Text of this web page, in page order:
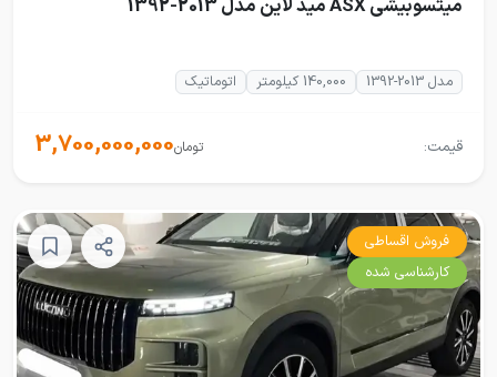
میتسوبیشی ASX مید لاین مدل 2013-1392
مدل 2013-1392 140,000 کیلومتر اتوماتیک
قیمت: 3,700,000,000تومان
فروش اقساطی
کارشناسی شده